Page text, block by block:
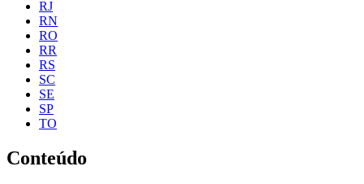
RJ
RN
RO
RR
RS
SC
SE
SP
TO
Conteúdo